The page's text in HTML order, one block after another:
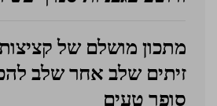
מתכון מושלם של
זיתים שלב אחר שלב
סופר טעים